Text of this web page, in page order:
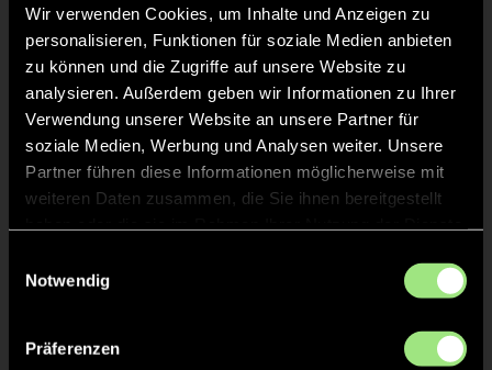
Wir verwenden Cookies, um Inhalte und Anzeigen zu
personalisieren, Funktionen für soziale Medien anbieten
zu können und die Zugriffe auf unsere Website zu
analysieren. Außerdem geben wir Informationen zu Ihrer
Verwendung unserer Website an unsere Partner für
soziale Medien, Werbung und Analysen weiter. Unsere
Partner führen diese Informationen möglicherweise mit
weiteren Daten zusammen, die Sie ihnen bereitgestellt
Notwendig
Präferenzen
Andrew Louis C. 9
Staff